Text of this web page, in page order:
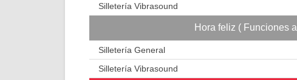
Silletería Vibrasound
Hora feliz ( Funciones
Silletería General
Silletería Vibrasound